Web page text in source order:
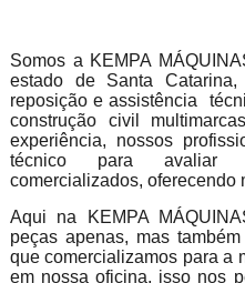
Somos a KEMPA
estado de Santa
reposição e assistência
construção civil
experiência, nossos
técnico para avaliar
comercializados, oferecendo
Aqui na KEMPA
peças apenas, mas
que comercializamos para a
em nossa oficina, isso nos